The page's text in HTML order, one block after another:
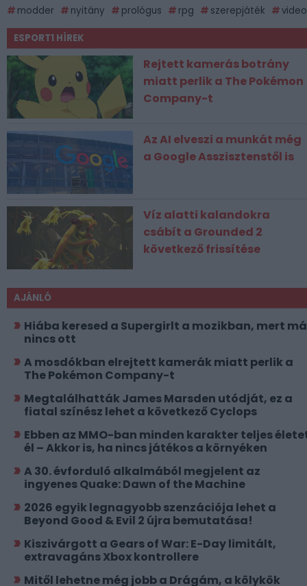
modder
nyitány prológus rpg szerepjáték video
ESPORT1 HÍREK
Rejtett kamerás botrány
miatt perlik a The Pokémon
Company-t
Az AI elveszi a munkát még
a Google Asszisztenstől is
Víz alatti kalandokra
csábít a Grounded 2
következő frissítése
AJÁNLÓ
Hiába keresed a Supergirlt a mozikban, mert
nincs ott
A mosdókban elrejtett kamerák miatt perlik a
The Pokémon Company-t
Megtalálhatták James Marsden utódját, ez a
fiatal színész lehet a következő Cyclops
Ebben az MMO-ban minden karakter teljes
él – Akkor is, ha nincs játékos a környéken
A 30. évforduló alkalmából megjelent az
ingyenes Quake: Dawn of the Machine
2026 egyik legnagyobb szenzációja lehet a
Beyond Good & Evil 2 újra bemutatása!
Kiszivárgott a Gears of War: E-Day limitált,
extravagáns Xbox kontrollere
Mitől lehetne még jobb a Drágám, a kölykök